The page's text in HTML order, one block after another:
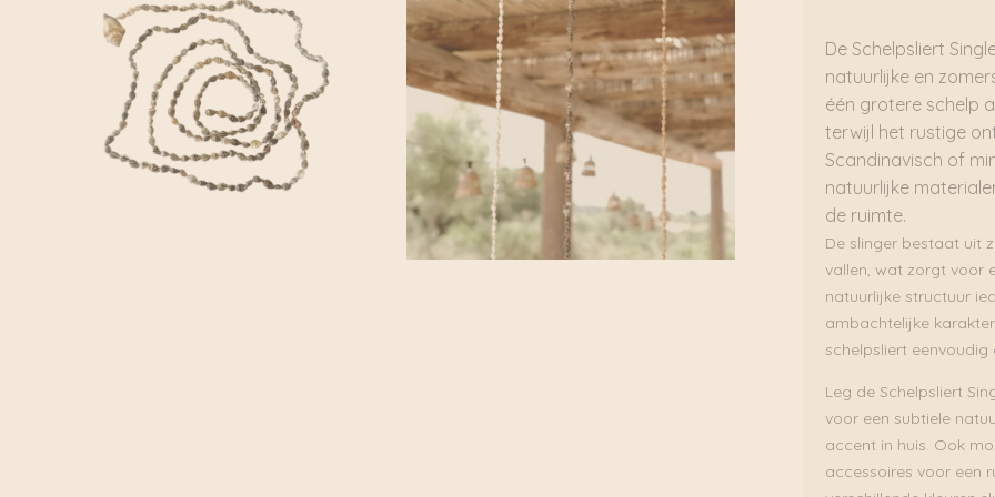
De Schelpsliert
natuurlijke en
één grotere schelp
terwijl het rustige
Scandinavisch of
natuurlijke
de ruimte.
De slinger bestaat uit
vallen, wat zorgt voor
natuurlijke structuur
ambachtelijke
schelpsliert
Leg de Schelpsliert
voor een subtiele
accent in huis. Ook
accessoires voor een